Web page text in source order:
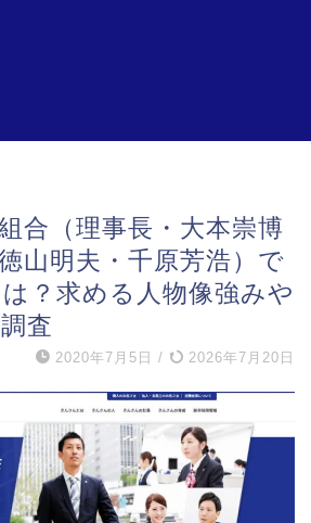
合（理事長・大本崇博
山明夫・千原芳浩）で
？求める人物像強みや
査
2020年7月5日 / 2026年7月20日